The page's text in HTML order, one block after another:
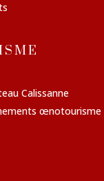
Calissanne
œnotourisme